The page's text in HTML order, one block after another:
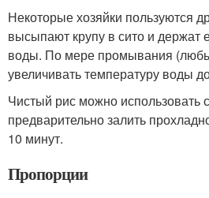
Некоторые хозяйки пользуются
высыпают крупу в сито и держат
воды. По мере промывания
увеличивать температуру воды
Чистый рис можно использовать
предварительно залить
10 минут.
Пропорции